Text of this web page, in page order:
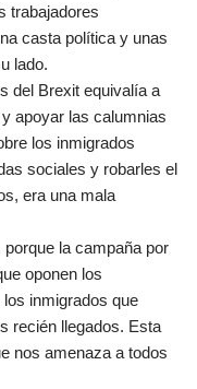
trabajadores
casta política y unas
lado.
del Brexit equivalía a
apoyar las calumnias
los inmigrados
sociales y robarles el
era una mala
la campaña por
oponen los
inmigrados que
recién llegados. Esta
nos amenaza a todos